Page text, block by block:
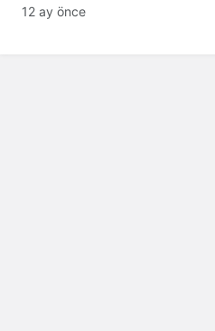
ekibi Hull City’ye kötü
12 ay önce